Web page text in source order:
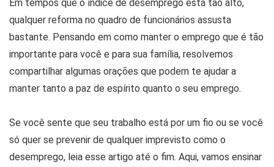
Em tempos que o índice de desemprego está tão alto,
qualquer reforma no quadro de funcionários assusta
bastante. Pensando em como manter o emprego que é tão
importante para você e para sua família, resolvemos
compartilhar algumas orações que podem te ajudar a
manter tanto a paz de espírito quanto o seu emprego.
Se você sente que seu trabalho está por um fio ou se você
só quer se prevenir de qualquer imprevisto como o
desemprego, leia esse artigo até o fim. Aqui, vamos ensinar